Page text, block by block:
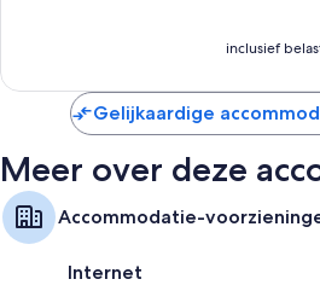
inclusief
Gelijkaardige
Meer over deze
Accommodatie-
Internet